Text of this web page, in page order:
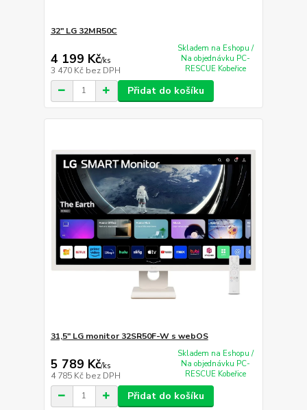
32" LG 32MR50C
4 199 Kč/ks
3 470 Kč bez DPH
Skladem na Eshopu /
Na objednávku PC-
RESCUE Kobeřice
Přidat do košíku
31,5" LG monitor 32SR50F-W s webOS
5 789 Kč/ks
4 785 Kč bez DPH
Skladem na Eshopu /
Na objednávku PC-
RESCUE Kobeřice
Přidat do košíku